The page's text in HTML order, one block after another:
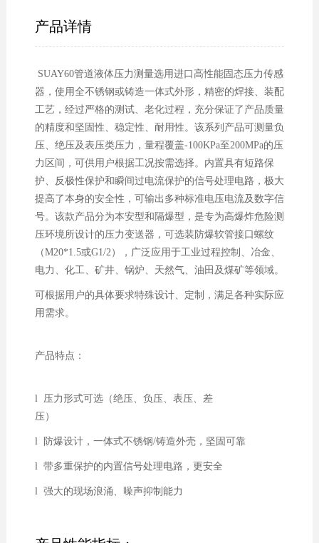
产品详情
SUAY60管道液体压力测量选用进口高性能固态压力传感
器，使用全不锈钢或铸造一体式外形，精密的焊接、装配
工艺，经过严格的测试、老化过程，充分保证了产品质量
的精度和坚固性、稳定性、耐用性。该系列产品可测量负
压、绝压及表压类压力，量程覆盖-100KPa至200MPa的压
力区间，可供用户根据工况按需选择。内置具有短路保
护、反极性保护和瞬间过电流保护的信号处理电路，极大
提高了本身的安全性，可输出多种标准电压电流及数字信
号。该款产品分为本安型和隔爆型，是专为高爆炸危险测
压环境所设计的压力变送器，可选装防爆软管接口螺纹
（M20*1.5或G1/2），广泛应用于工业过程控制、冶金、
电力、化工、矿井、锅炉、天然气、油田及煤矿等领域。
可根据用户的具体要求特殊设计、定制，满足各种实际应
用需求。
产品特点：
l 压力形式可选（绝压、负压、表压、差
压）
l 防爆设计，一体式不锈钢/铸造外壳，坚固可靠
l 带多重保护的内置信号处理电路，更安全
l 强大的现场浪涌、噪声抑制能力